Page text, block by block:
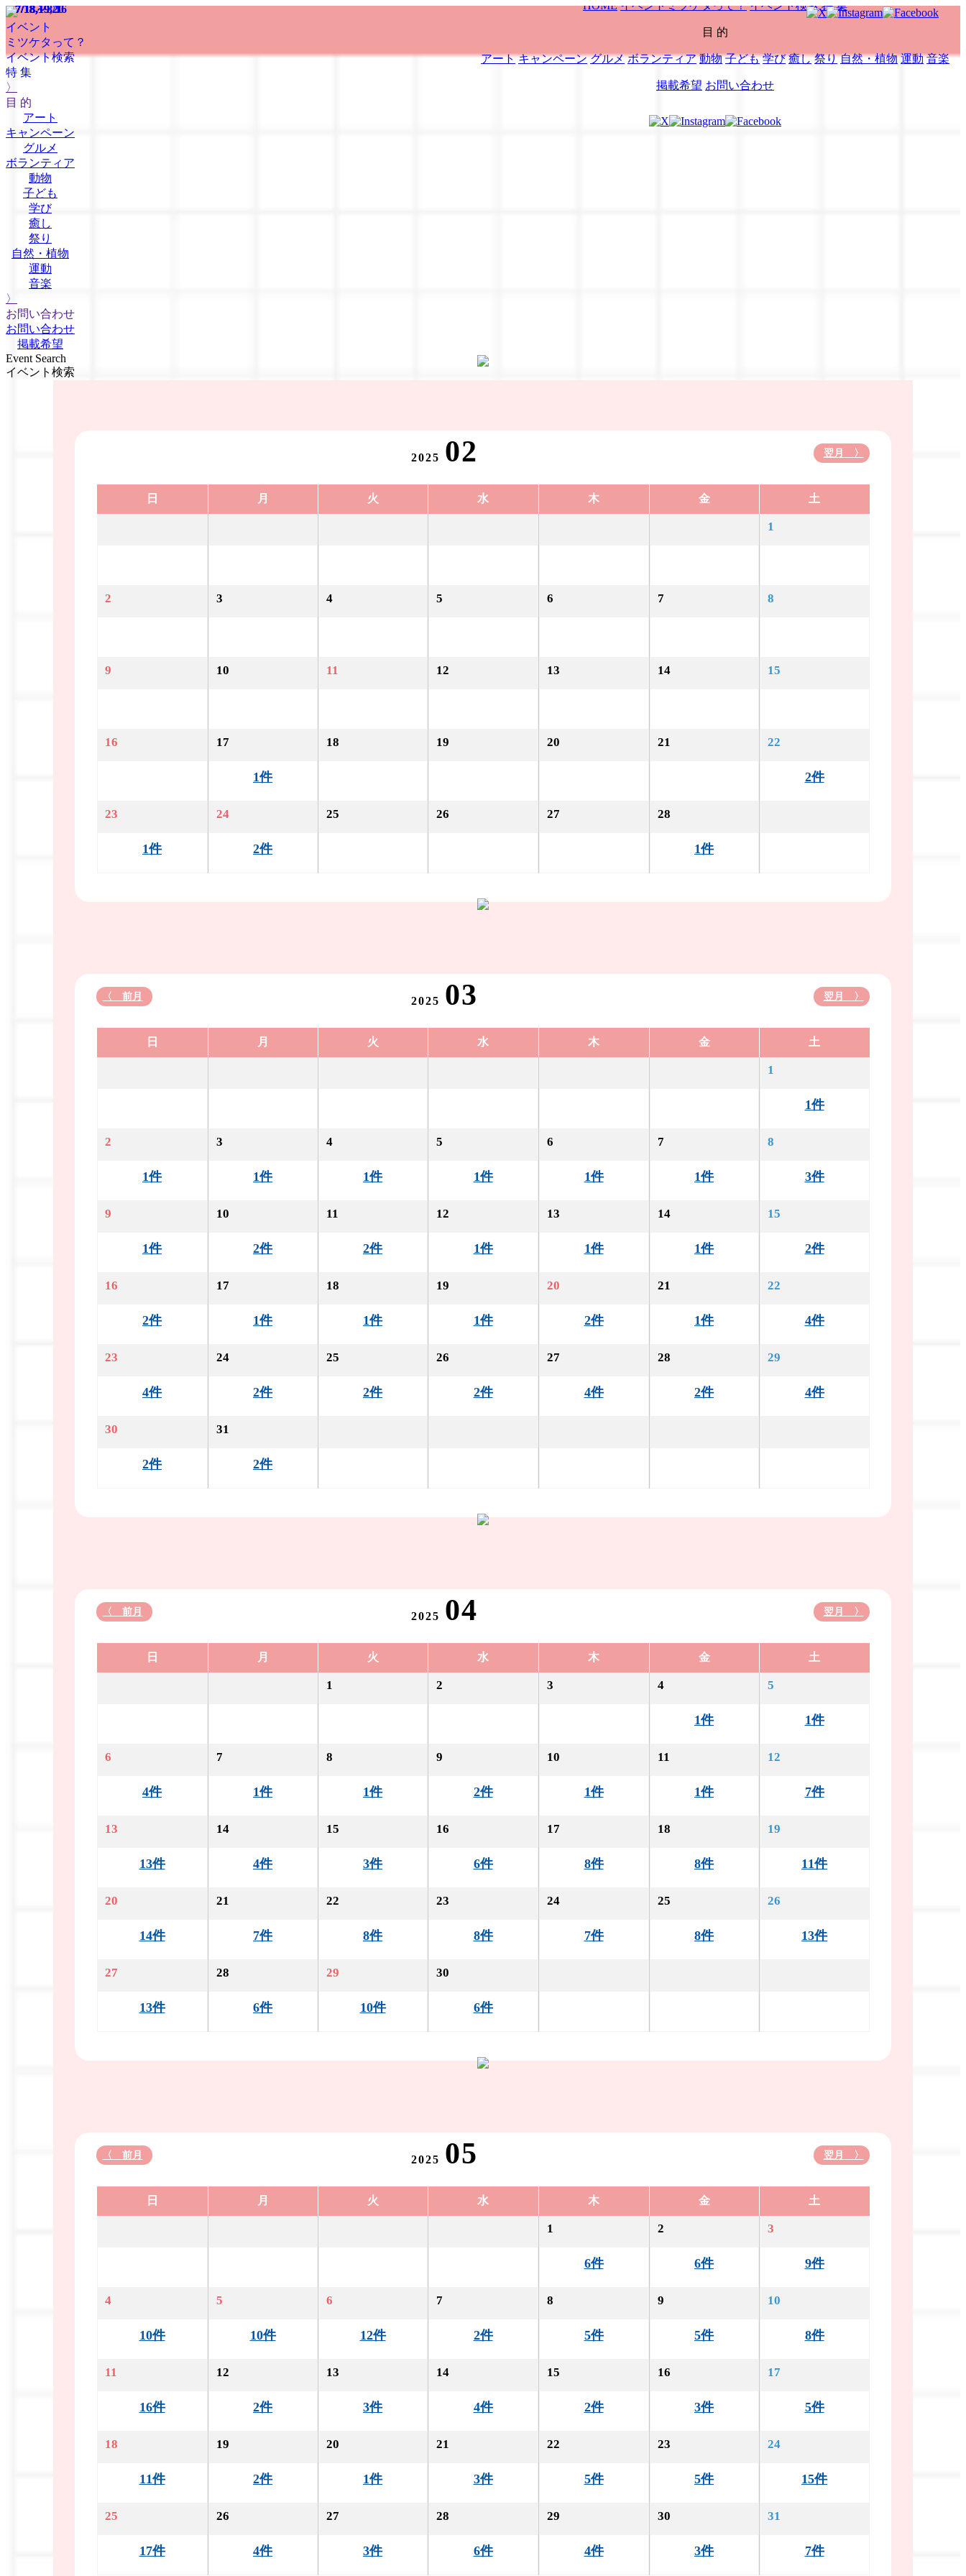
イベント
ミツケタって？
イベント検索
特 集
〉
目 的
アート
キャンペーン
グルメ
ボランティア
動物
子ども
学び
癒し
祭り
自然・植物
運動
音楽
〉
お問い合わせ
お問い合わせ
掲載希望
HOME イベントミツケタって？ イベント検索 特 集
目 的
アート キャンペーン グルメ ボランティア 動物 子ども 学び 癒し 祭り 自然・植物 運動 音楽
掲載希望 お問い合わせ
Event Search
イベント検索
2025 02 翌月 〉
日 月 火 水 木 金 土
1
2 3 4 5 6 7 8
9 10 11 12 13 14 15
16 17
1件
18 19 20 21 22
2件
23
1件
24
2件
25 26 27 28
1件
2025 03
〈 前月 翌月 〉
日 月 火 水 木 金 土
1
1件
2
1件
3
1件
4
1件
5
1件
6
1件
7
1件
8
3件
9
1件
10
2件
11
2件
12
1件
13
1件
14
1件
15
2件
16
2件
17
1件
18
1件
19
1件
20
2件
21
1件
22
4件
23
4件
24
2件
25
2件
26
2件
27
4件
28
2件
29
4件
30
2件
31
2件
2025 04
〈 前月 翌月 〉
日 月 火 水 木 金 土
1 2 3 4
1件
5
1件
6
4件
7
1件
8
1件
9
2件
10
1件
11
1件
12
7件
13
13件
14
4件
15
3件
16
6件
17
8件
18
8件
19
11件
20
14件
21
7件
22
8件
23
8件
24
7件
25
8件
26
13件
27
13件
28
6件
29
10件
30
6件
2025 05
〈 前月 翌月 〉
日 月 火 水 木 金 土
1
6件
2
6件
3
9件
4
10件
5
10件
6
12件
7
2件
8
5件
9
5件
10
8件
11
16件
12
2件
13
3件
14
4件
15
2件
16
3件
17
5件
18
11件
19
2件
20
1件
21
3件
22
5件
23
5件
24
15件
25
17件
26
4件
27
3件
28
6件
29
4件
30
3件
31
7件
7/18
7/18
7/18
7/18
7/18
7/18,19
7/18,19
7/18,19,20
7/18～8/16